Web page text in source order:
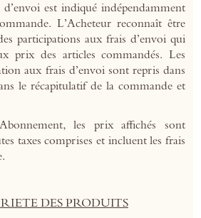
est indiqué indépendamment
L’Acheteur reconnaît être
participations aux frais d’envoi qui
prix des articles commandés. Les
aux frais d’envoi sont repris dans
le récapitulatif de la commande et
les prix affichés sont
taxes comprises et incluent les frais
DES PRODUITS